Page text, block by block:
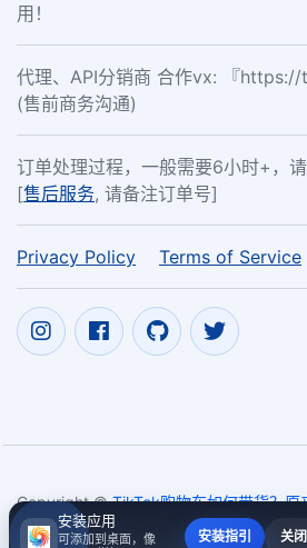
用！
代理、API分销商 合作vx: 『
(售前商务沟通)
订单处理过程，一般需要6小时+，请
[售后服务, 请备注订单号]
Privacy Policy Terms of Service
Copyright ©TikTok购物车如何带货？
tik tok poll votes cheap2017~2026
安装应用
可添加到桌面，像
安装指引 关闭